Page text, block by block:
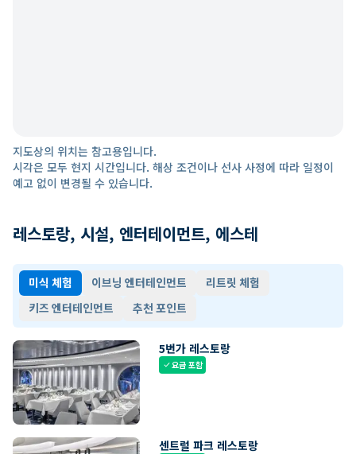
지도상의 위치는 참고용입니다.
시각은 모두 현지 시간입니다. 해상 조건이나 선사 사정에 따라 일정이
예고 없이 변경될 수 있습니다.
레스토랑, 시설, 엔터테이먼트, 에스테
미식 체험 이브닝 엔터테인먼트
리트릿 체험
키즈 엔터테인먼트
추천 포인트
5번가 레스토랑
check요금 포함
센트럴 파크 레스토랑